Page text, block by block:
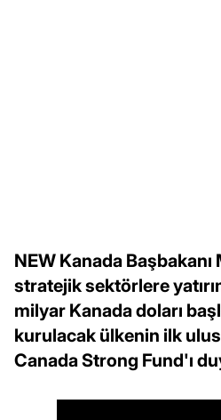
NEW Kanada Başbakanı
stratejik sektörlere
milyar Kanada doları
kurulacak ülkenin ilk
Canada Strong Fund'ı